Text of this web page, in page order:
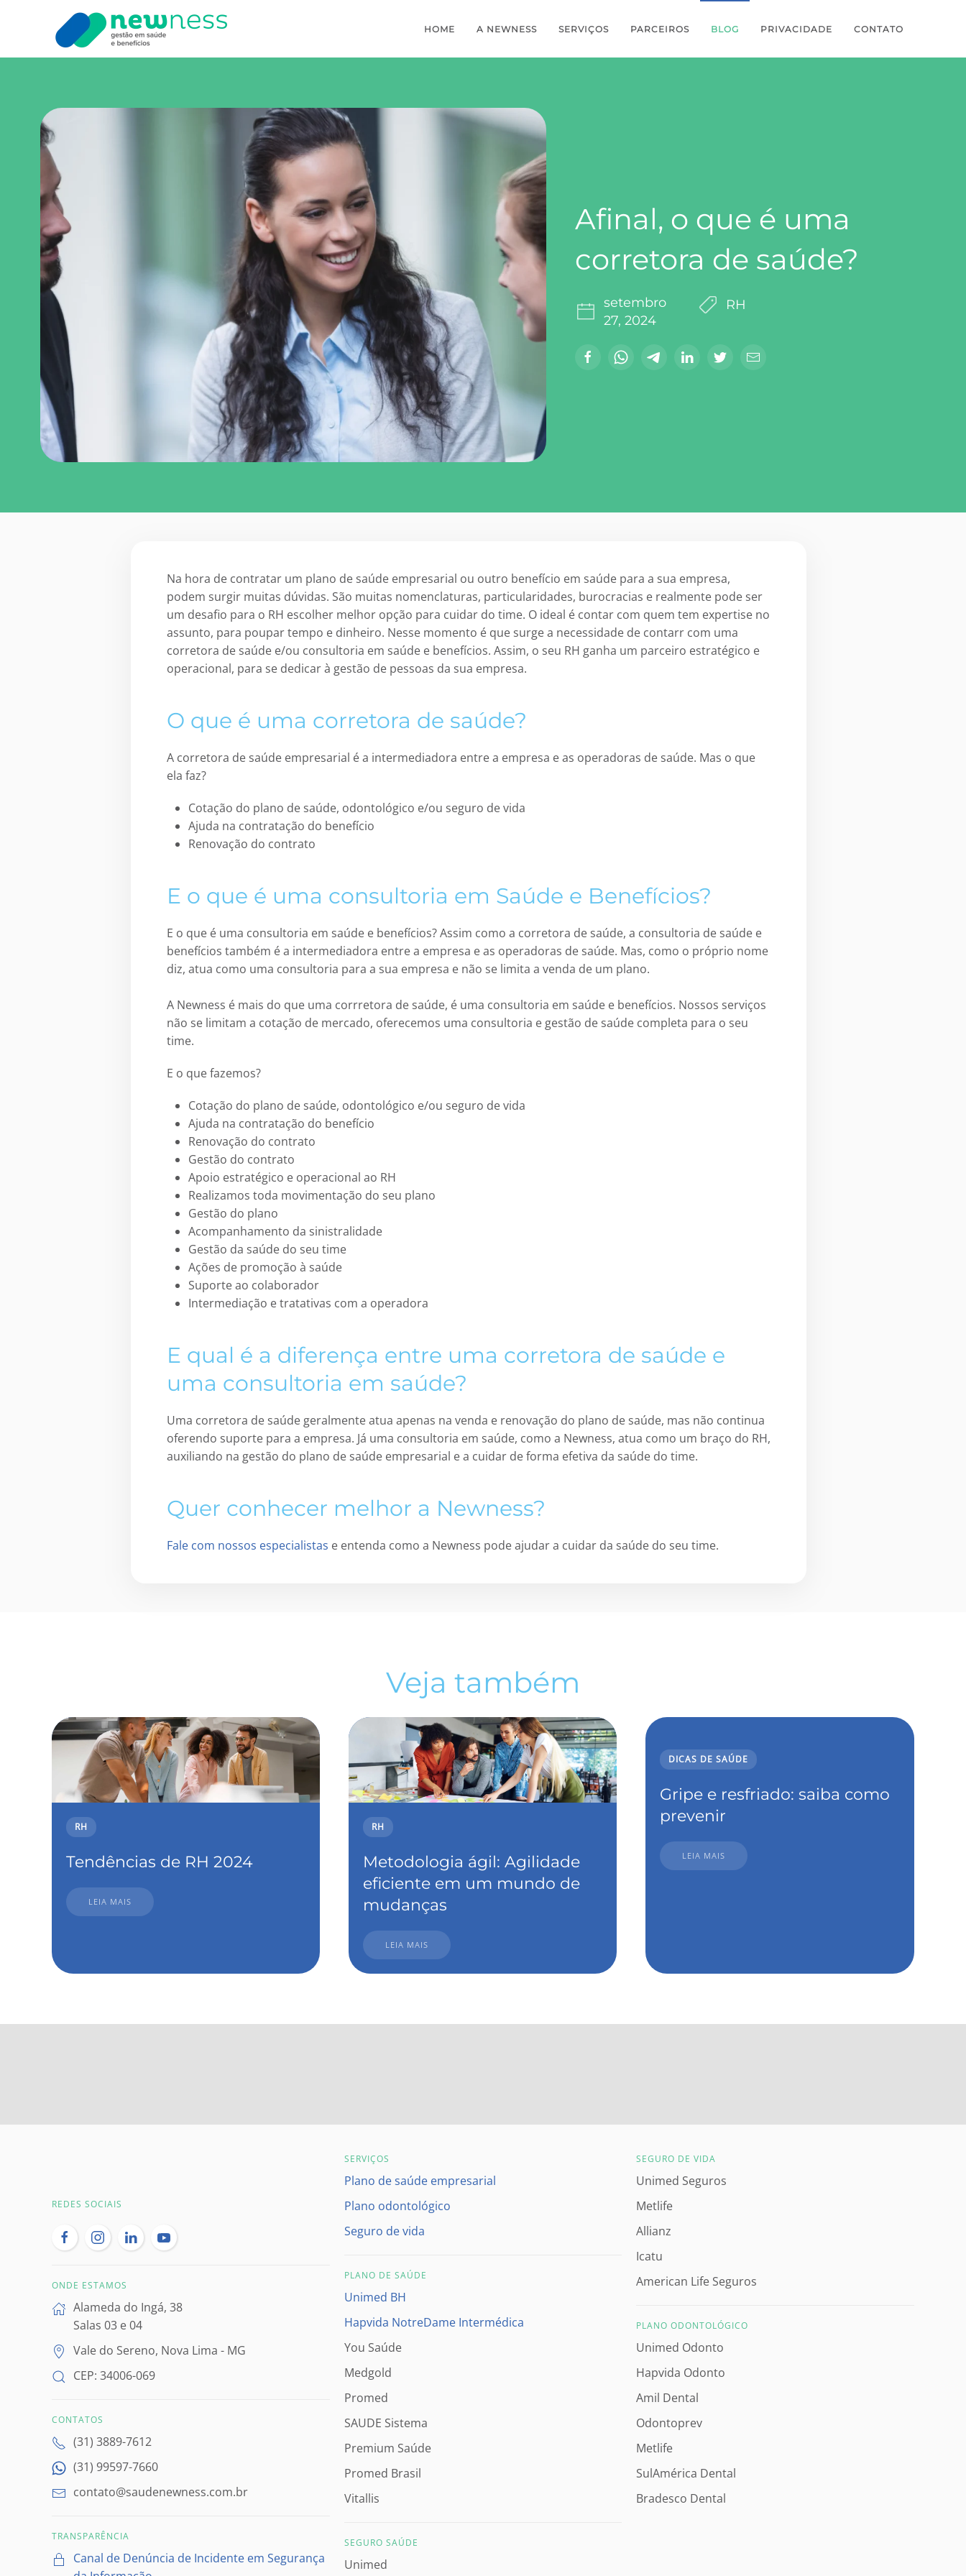
Skip to main content HOME A NEWNESS SERVIÇOS PARCEIROS BLOG PRIVACIDADE CONTATO
Afinal, o que é uma
corretora de saúde?
setembro
27, 2024
RH
Na hora de contratar um plano de saúde empresarial ou outro benefício em saúde para a sua empresa,
podem surgir muitas dúvidas. São muitas nomenclaturas, particularidades, burocracias e realmente pode ser
um desafio para o RH escolher melhor opção para cuidar do time. O ideal é contar com quem tem expertise no
assunto, para poupar tempo e dinheiro. Nesse momento é que surge a necessidade de contarr com uma
corretora de saúde e/ou consultoria em saúde e benefícios. Assim, o seu RH ganha um parceiro estratégico e
operacional, para se dedicar à gestão de pessoas da sua empresa.
O que é uma corretora de saúde?
A corretora de saúde empresarial é a intermediadora entre a empresa e as operadoras de saúde. Mas o que
ela faz?
Cotação do plano de saúde, odontológico e/ou seguro de vida
Ajuda na contratação do benefício
Renovação do contrato
E o que é uma consultoria em Saúde e Benefícios?
E o que é uma consultoria em saúde e benefícios? Assim como a corretora de saúde, a consultoria de saúde e
benefícios também é a intermediadora entre a empresa e as operadoras de saúde. Mas, como o próprio nome
diz, atua como uma consultoria para a sua empresa e não se limita a venda de um plano.
A Newness é mais do que uma corrretora de saúde, é uma consultoria em saúde e benefícios. Nossos serviços
não se limitam a cotação de mercado, oferecemos uma consultoria e gestão de saúde completa para o seu
time.
E o que fazemos?
Cotação do plano de saúde, odontológico e/ou seguro de vida
Ajuda na contratação do benefício
Renovação do contrato
Gestão do contrato
Apoio estratégico e operacional ao RH
Realizamos toda movimentação do seu plano
Gestão do plano
Acompanhamento da sinistralidade
Gestão da saúde do seu time
Ações de promoção à saúde
Suporte ao colaborador
Intermediação e tratativas com a operadora
E qual é a diferença entre uma corretora de saúde e
uma consultoria em saúde?
Uma corretora de saúde geralmente atua apenas na venda e renovação do plano de saúde, mas não continua
oferendo suporte para a empresa. Já uma consultoria em saúde, como a Newness, atua como um braço do RH,
auxiliando na gestão do plano de saúde empresarial e a cuidar de forma efetiva da saúde do time.
Quer conhecer melhor a Newness?
Fale com nossos especialistas e entenda como a Newness pode ajudar a cuidar da saúde do seu time.
Veja também
RH
Tendências de RH 2024
LEIA MAIS
RH
Metodologia ágil: Agilidade
eficiente em um mundo de
mudanças
LEIA MAIS
DICAS DE SAÚDE
Gripe e resfriado: saiba como
prevenir
LEIA MAIS
REDES SOCIAIS
ONDE ESTAMOS
Alameda do Ingá, 38
Salas 03 e 04
Vale do Sereno, Nova Lima - MG
CEP: 34006-069
CONTATOS
(31) 3889-7612
(31) 99597-7660
contato@saudenewness.com.br
TRANSPARÊNCIA
Canal de Denúncia de Incidente em Segurança
SERVIÇOS
Plano de saúde empresarial
Plano odontológico
Seguro de vida
PLANO DE SAÚDE
Unimed BH
Hapvida NotreDame Intermédica
You Saúde
Medgold
Promed
SAUDE Sistema
Premium Saúde
Promed Brasil
Vitallis
SEGURO SAÚDE
Unimed
SEGURO DE VIDA
Unimed Seguros
Metlife
Allianz
Icatu
American Life Seguros
PLANO ODONTOLÓGICO
Unimed Odonto
Hapvida Odonto
Amil Dental
Odontoprev
Metlife
SulAmérica Dental
Bradesco Dental